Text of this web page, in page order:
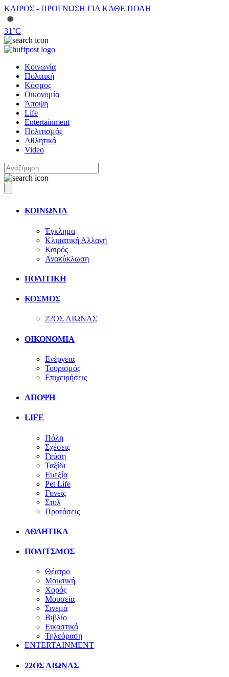
ΚΑΙΡΟΣ - ΠΡΟΓΝΩΣΗ ΓΙΑ ΚΑΘΕ ΠΟΛΗ
31°C
Κοινωνία
Πολιτική
Κόσμος
Οικονομία
Άποψη
Life
Entertainment
Πολιτισμός
Αθλητικά
Video
ΚΟΙΝΩΝΙΑ
Έγκλημα
Κλιματική Αλλαγή
Καιρός
Ανακύκλωση
ΠΟΛΙΤΙΚΗ
ΚΟΣΜΟΣ
22ΟΣ ΑΙΩΝΑΣ
ΟΙΚΟΝΟΜΙΑ
Ενέργεια
Τουρισμός
Επιχειρήσεις
ΑΠΟΨΗ
LIFE
Πόλη
Σχέσεις
Γεύση
Ταξίδι
Ευεξία
Pet Life
Γονείς
Στυλ
Προτάσεις
ΑΘΛΗΤΙΚΑ
ΠΟΛΙΤΣΜΟΣ
Θέατρο
Μουσική
Χορός
Μουσεία
Σινεμά
Βιβλίο
Εικαστικά
Τηλεόραση
ENTERTAINMENT
22ΟΣ ΑΙΩΝΑΣ